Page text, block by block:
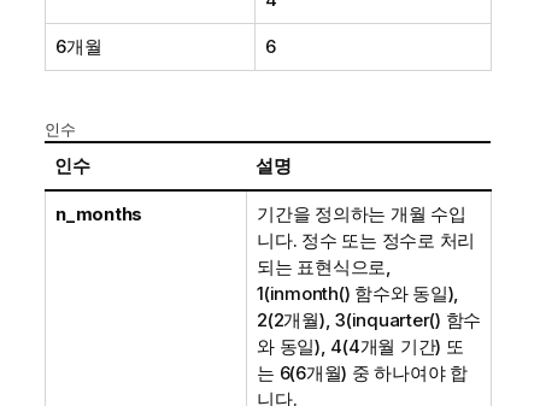
6개월 6
인수
인수 설명
n_months
기간을 정의하는 개월 수입
니다. 정수 또는 정수로 처리
되는 표현식으로,
1(inmonth() 함수와 동일),
2(2개월), 3(inquarter() 함수
와 동일), 4(4개월 기간) 또
는 6(6개월) 중 하나여야 합
니다.